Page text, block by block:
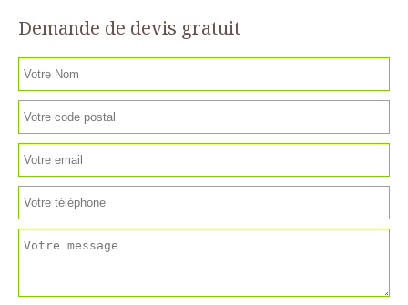
Demande de devis gratuit